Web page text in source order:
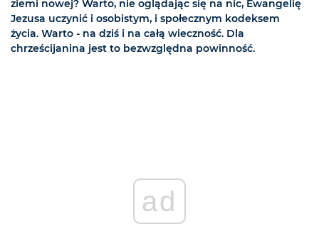
ziemi nowej? Warto, nie oglądając się na nic, Ewangelię
Jezusa uczynić i osobistym, i społecznym kodeksem
życia. Warto - na dziś i na całą wieczność. Dla
chrześcijanina jest to bezwzględna powinność.
ad